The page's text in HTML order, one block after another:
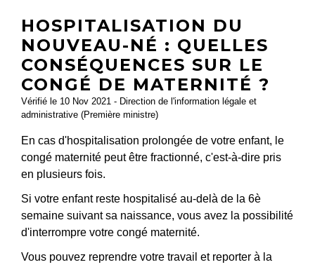
HOSPITALISATION DU
NOUVEAU-NÉ : QUELLES
CONSÉQUENCES SUR LE
CONGÉ DE MATERNITÉ ?
Vérifié le 10 Nov 2021 - Direction de l'information légale et
administrative (Première ministre)
En cas d'hospitalisation prolongée de votre enfant, le
congé maternité peut être fractionné, c'est-à-dire pris
en plusieurs fois.
Si votre enfant reste hospitalisé au-delà de la 6è
semaine suivant sa naissance, vous avez la possibilité
d'interrompre votre congé maternité.
Vous pouvez reprendre votre travail et reporter à la